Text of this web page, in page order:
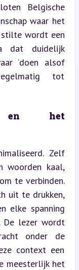
Belgische
waar het
wordt een
dat duidelijk
‘doen alsof
tot
en het
Zelf
woorden kaal,
te verbinden.
uit te drukken,
elke spanning
De lezer wordt
onder de
context een
meesterlijk het